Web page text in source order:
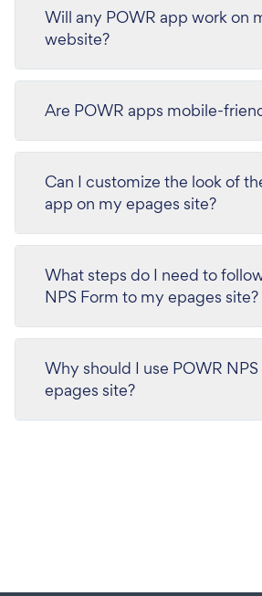
Will any POWR app work on
website?
Are POWR apps mobile-
Can I customize the look of
app on my epages site?
What steps do I need to
NPS Form to my epages site?
Why should I use POWR
epages site?